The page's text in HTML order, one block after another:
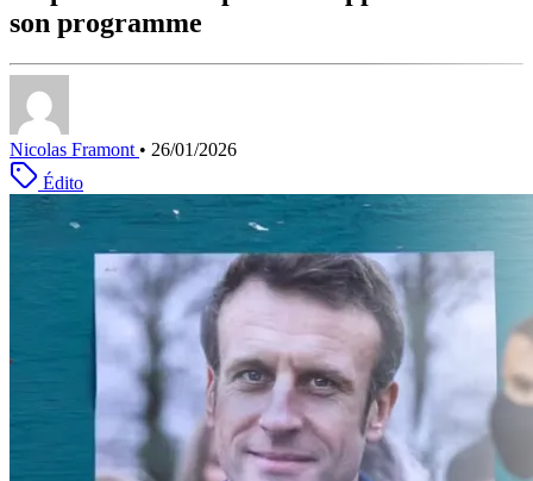
son programme
Nicolas Framont • 26/01/2026
Édito